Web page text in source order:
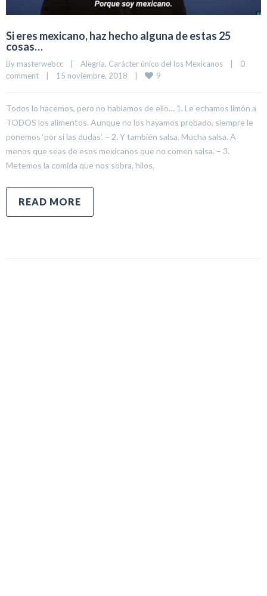
Si eres mexicano, haz hecho alguna de estas 25
cosas…
By masterwebcc | Alegría, Carácter único del los Mexicanos |
0
comment
| 15 noviembre, 2018 | 9
Todos lo hacemos, pero no hablamos de ello… 1. Le echamos limón a
TODOS los alimentos. Aunque no los hayamos probado, siempre le
ponemos ‘por si las dudas’. – 2. Y también salsa. Mucha salsa. A
menos que seas de esos mexicanos que no comen salsa. – 3.
Metemos la comida que nos sobra, hilos,
READ MORE